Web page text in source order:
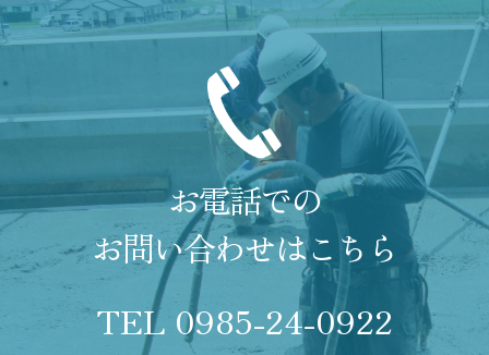
お電話での
お問い合わせはこちら
TEL 0985-24-0922